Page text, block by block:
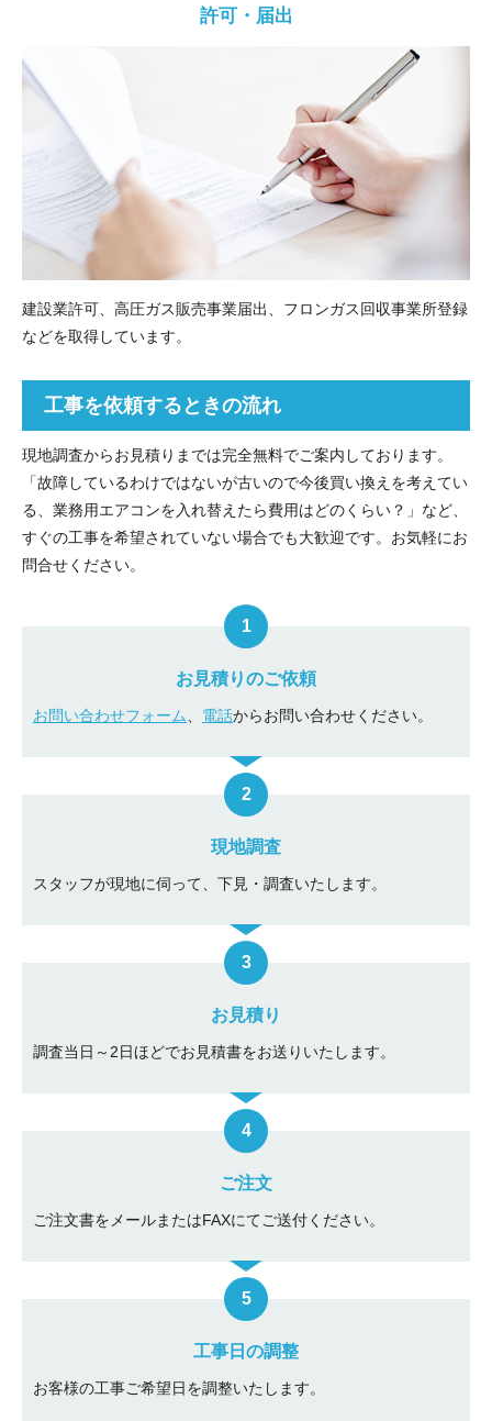
許可・届出
建設業許可、高圧ガス販売事業届出、フロンガス回収事業所登録
などを取得しています。
工事を依頼するときの流れ
現地調査からお見積りまでは完全無料でご案内しております。
「故障しているわけではないが古いので今後買い換えを考えてい
る、業務用エアコンを入れ替えたら費用はどのくらい？」など、
すぐの工事を希望されていない場合でも大歓迎です。お気軽にお
問合せください。
お見積りのご依頼
お問い合わせフォーム 電話からお問い合わせください。
現地調査
スタッフが現地に伺って、下見・調査いたします。
お見積り
調査当日～2日ほどでお見積書をお送りいたします。
ご注文
ご注文書をメールまたはFAXにてご送付ください。
工事日の調整
お客様の工事ご希望日を調整いたします。